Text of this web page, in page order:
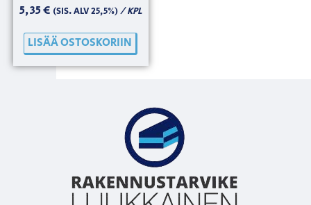
5,35€ (SIS. ALV 25,5%)/ KPL
LISÄÄ OSTOSKORIIN